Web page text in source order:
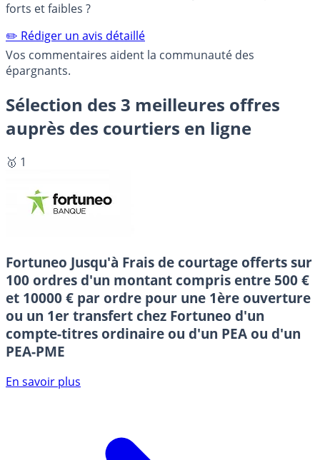
forts et faibles ?
✏️ Rédiger un avis détaillé
Vos commentaires aident la communauté des
épargnants.
Sélection des 3 meilleures offres
auprès des courtiers en ligne
🥇 1
Fortuneo Jusqu'à Frais de courtage offerts sur
100 ordres d'un montant compris entre 500 €
et 10000 € par ordre pour une 1ère ouverture
ou un 1er transfert chez Fortuneo d'un
compte-titres ordinaire ou d'un PEA ou d'un
PEA-PME
En savoir plus